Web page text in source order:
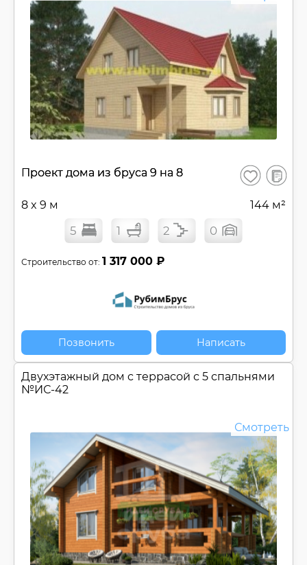
Проект дома из бруса 9 на 8 Сохранить
В
8 x 9 м 144 м²
5 1 2 0
Строительство от: 1 317 000 ₽
Позвонить Написать
Двухэтажный дом c террасой с 5 спальнями
№ИС-42
Смотреть